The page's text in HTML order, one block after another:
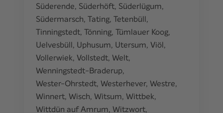
Süderende, Süderhöft, Süderlügum,
Südermarsch, Tating, Tetenbüll,
Tinningstedt, Tönning, Tümlauer Koog,
Uelvesbüll, Uphusum, Utersum, Viöl,
Vollerwiek, Vollstedt, Welt,
Wenningstedt-Braderup,
Wester-Ohrstedt, Westerhever, Westre,
Winnert, Wisch, Witsum, Wittbek,
Wittdün auf Amrum, Witzwort,